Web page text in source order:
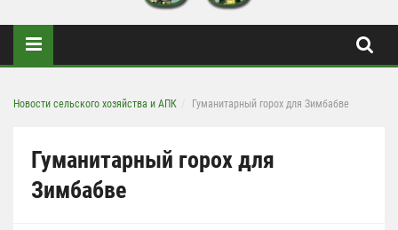
Новости сельского хозяйства и АПК Гуманитарный горох для Зимбабве
Гуманитарный горох для
Зимбабве